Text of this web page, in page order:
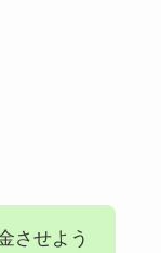
させよう